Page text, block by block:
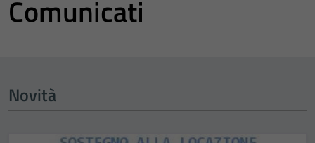
Comunicati
Novità